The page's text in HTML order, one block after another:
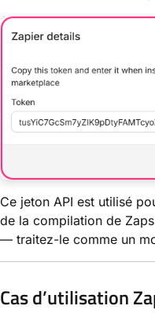
Ce jeton API est utilisé
de la compilation de
— traitez-le comme un
Cas d’utilisation